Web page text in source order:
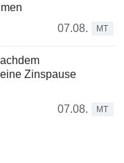
07.08.
MT
Zinspause
07.08.
MT